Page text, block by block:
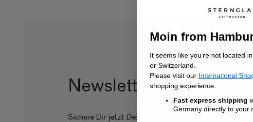
Newsletter
Sichere Dir jetzt Deinen 10€ Willkommensgutschein.
Moin from
It seems like you're not located in
or Switzerland.
Please visit our International
shopping experience.
Fast express shipping
Germany directly to your